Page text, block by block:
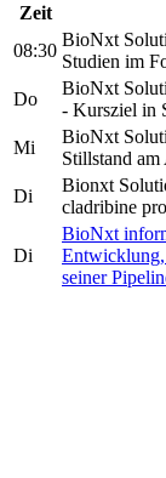
Zeit
08:30
BioNxt
Studien im
Do
BioNxt
- Kursziel in
Mi
BioNxt
Stillstand
Di
Bionxt
cladribine
Di
BioNxt
Entwicklung,
seiner